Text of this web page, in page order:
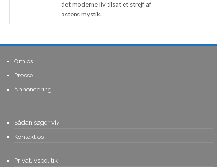
det moderne liv tilsat et strejf af
østens mystik.
Om os
Presse
Annoncering
Sådan søger vi?
Kontakt os
Privatlivspolitik